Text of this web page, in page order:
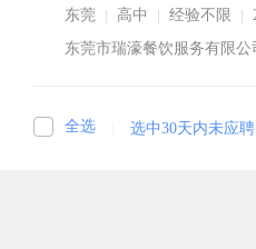
东莞 高中 经验不限
东莞市瑞濠餐饮服务有限公
全选 选中30天内未应